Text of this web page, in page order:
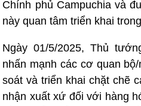
Chính phủ Campuchia và
này quan tâm triển khai
Ngày 01/5/2025, Thủ
nhấn mạnh các cơ quan
soát và triển khai chặt chẽ
nhận xuất xứ đối với hàng